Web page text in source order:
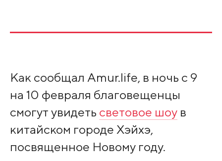
Как сообщал Amur.life, в ночь с 9
на 10 февраля благовещенцы
смогут увидеть световое шоув
китайском городе Хэйхэ,
посвященное Новому году.